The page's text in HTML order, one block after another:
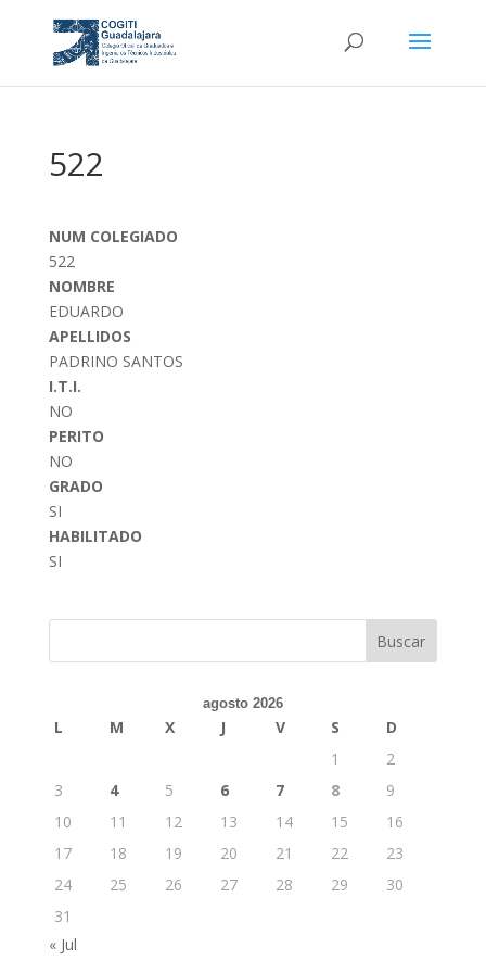
522
NUM COLEGIADO
522
NOMBRE
EDUARDO
APELLIDOS
PADRINO SANTOS
I.T.I.
NO
PERITO
NO
GRADO
SI
HABILITADO
SI
Buscar
agosto 2026
L M X J V S
D
1
2
3
4 5 6 7 8
9
10
11 12 13 14 15
16
17
18 19 20 21 22
23
24
25 26 27 28 29
30
31
« Jul